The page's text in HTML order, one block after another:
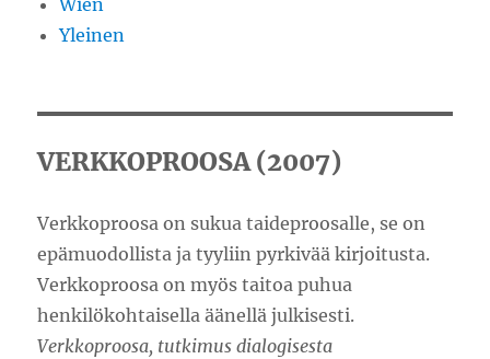
Wien
Yleinen
VERKKOPROOSA (2007)
Verkkoproosa on sukua taideproosalle, se on
epämuodollista ja tyyliin pyrkivää kirjoitusta.
Verkkoproosa on myös taitoa puhua
henkilökohtaisella äänellä julkisesti.
Verkkoproosa, tutkimus dialogisesta